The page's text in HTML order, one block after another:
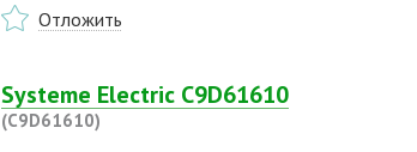
Отложить
Systeme Electric C9D61610
(C9D61610)